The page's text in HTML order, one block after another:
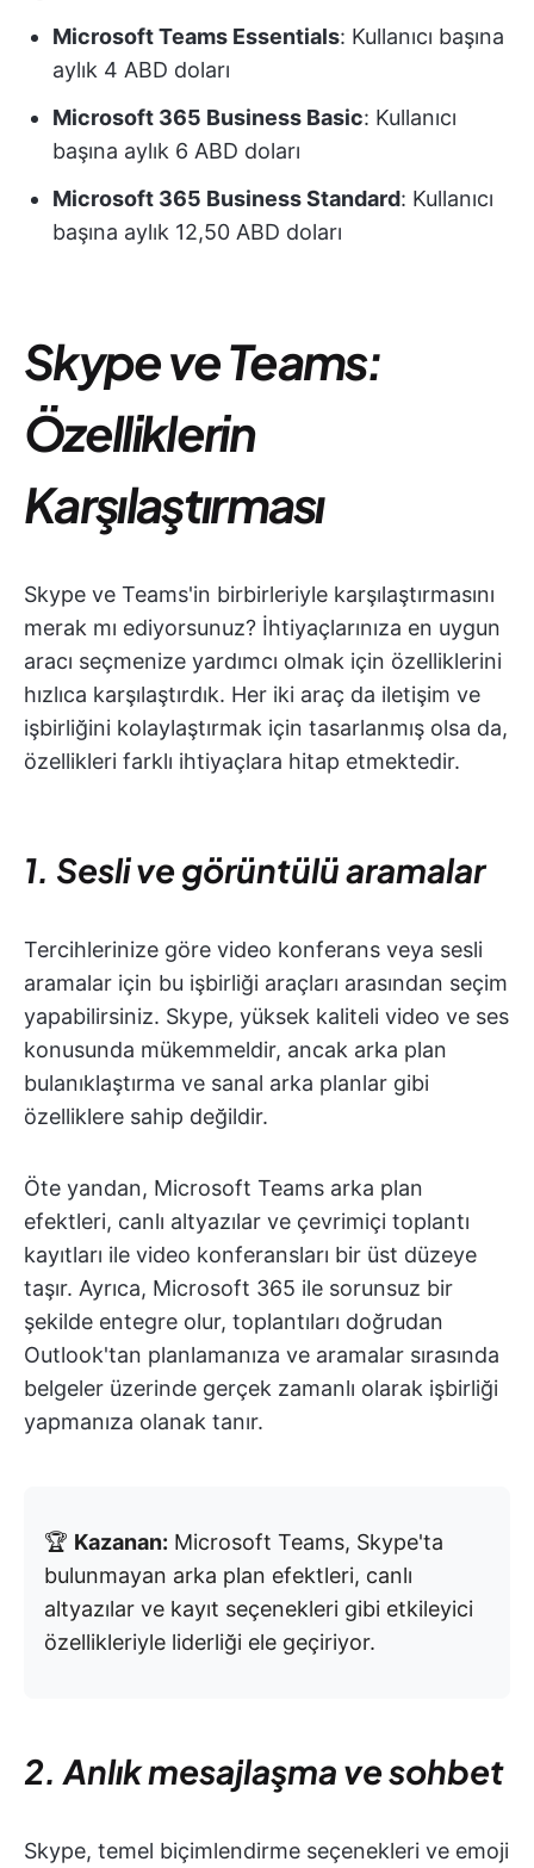
Microsoft Teams Essentials: Kullanıcı başına
aylık 4 ABD doları
Microsoft 365 Business Basic: Kullanıcı
başına aylık 6 ABD doları
Microsoft 365 Business Standard: Kullanıcı
başına aylık 12,50 ABD doları
Skype ve Teams:
Özelliklerin
Karşılaştırması
Skype ve Teams'in birbirleriyle karşılaştırmasını
merak mı ediyorsunuz? İhtiyaçlarınıza en uygun
aracı seçmenize yardımcı olmak için özelliklerini
hızlıca karşılaştırdık. Her iki araç da iletişim ve
işbirliğini kolaylaştırmak için tasarlanmış olsa da,
özellikleri farklı ihtiyaçlara hitap etmektedir.
1. Sesli ve görüntülü aramalar
Tercihlerinize göre video konferans veya sesli
aramalar için bu işbirliği araçları arasından seçim
yapabilirsiniz. Skype, yüksek kaliteli video ve ses
konusunda mükemmeldir, ancak arka plan
bulanıklaştırma ve sanal arka planlar gibi
özelliklere sahip değildir.
Öte yandan, Microsoft Teams arka plan
efektleri, canlı altyazılar ve çevrimiçi toplantı
kayıtları ile video konferansları bir üst düzeye
taşır. Ayrıca, Microsoft 365 ile sorunsuz bir
şekilde entegre olur, toplantıları doğrudan
Outlook'tan planlamanıza ve aramalar sırasında
belgeler üzerinde gerçek zamanlı olarak işbirliği
yapmanıza olanak tanır.
🏆 Kazanan: Microsoft Teams, Skype'ta
bulunmayan arka plan efektleri, canlı
altyazılar ve kayıt seçenekleri gibi etkileyici
özellikleriyle liderliği ele geçiriyor.
2. Anlık mesajlaşma ve sohbet
Skype, temel biçimlendirme seçenekleri ve emoji